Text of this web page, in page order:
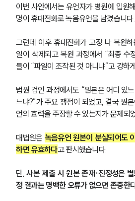
이번 사안에서는 유언자가 병원에 입원
명이 휴대전화로 녹음유언을 남겼습니다.
그런데 이후 휴대전화가 고장 나 복원
일이 삭제되고 복원 과정에서 “최종 수
들이 “파일이 조작된 것 아니냐”고 강하
법원 검인 과정에서도 “원본은 어디 있
느냐?”가 주요 쟁점이 되었고, 결국 원
언의 효력을 주장할 수 있는지가 문제되
대법원은 녹음유언 원본이 분실되어도
하면 유효하다고 판시했습니다.
단, 사본 제출 시 원본 존재·진정성은
정 결과는 명백한 오류가 없으면 존중한